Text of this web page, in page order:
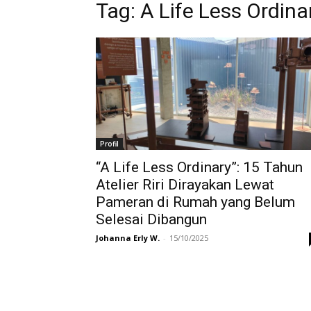
Tag: A Life Less
Profil
“A Life Less Ordinary”: 15 Tahun
Atelier Riri Dirayakan Lewat
Pameran di Rumah yang Belum
Selesai Dibangun
Johanna Erly W. - 15/10/2025